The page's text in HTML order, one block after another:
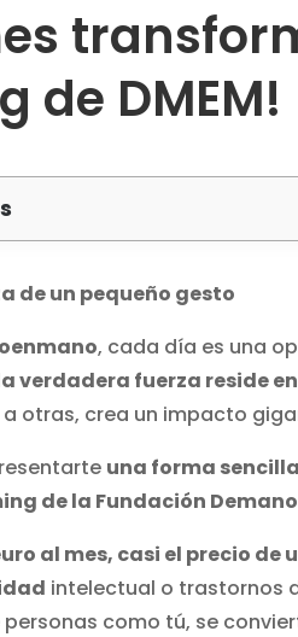
de DMEM!
de un pequeño gesto
, cada día es una
verdadera fuerza reside
otras, crea un impacto
una forma
de la Fundación
al mes, casi el precio
intelectual o trastornos
como tú, se